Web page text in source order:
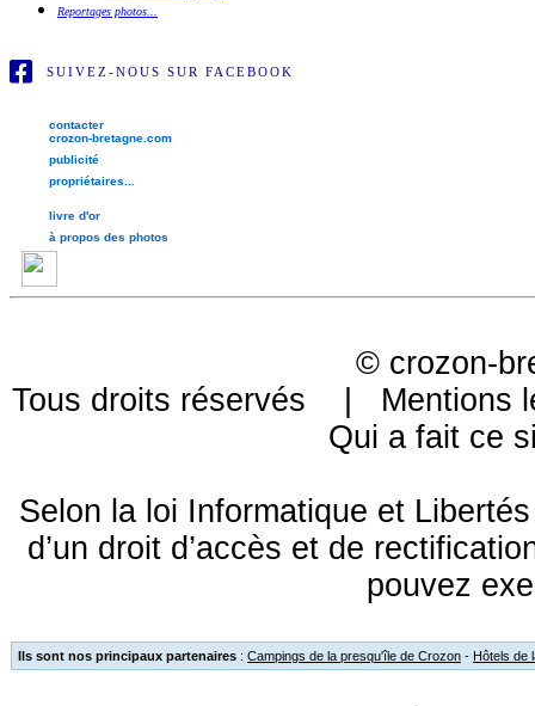
Reportages photos...
SUIVEZ-NOUS SUR FACEBOOK
contacter
crozon-bretagne.com
publicité
propriétaires...
livre d'or
à propos des photos
© crozon-
Tous droits réservés | Mentions
Qui a fait ce
Selon la loi Informatique et
d’un droit d’accès et de
pouvez
Ils sont nos principaux partenaires : Campings de la presqu'île de Crozon - Hôtels de